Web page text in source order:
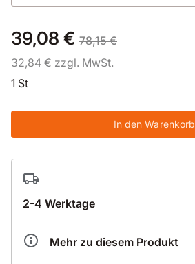
39,08 € 78,15 €
32,84 € zzgl. MwSt.
1 St
In den Warenkorb
2-4 Werktage
Mehr zu diesem Produkt